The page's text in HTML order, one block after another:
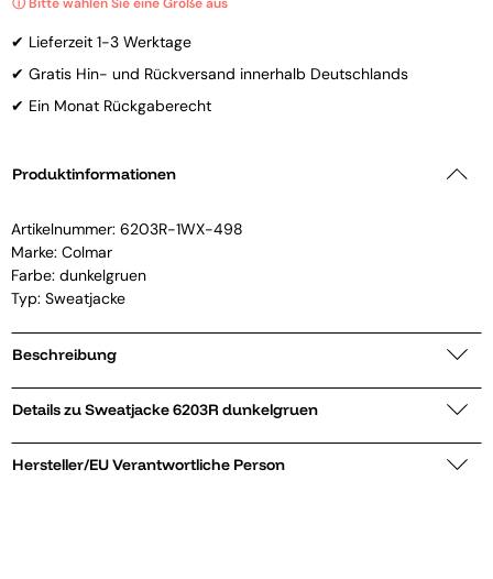
✔ Lieferzeit 1-3 Werktage
✔ Gratis Hin- und Rückversand innerhalb Deutschlands
✔ Ein Monat Rückgaberecht
Produktinformationen
Artikelnummer: 6203R-1WX-498
Marke: Colmar
Farbe: dunkelgruen
Typ: Sweatjacke
Beschreibung
Details zu Sweatjacke 6203R dunkelgruen
Hersteller/EU Verantwortliche Person